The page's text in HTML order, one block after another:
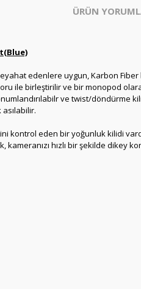
ÜRÜN
edenlere uygun, Karbon
ile birleştirilir ve bir monopod
ve twist/döndürme
kontrol eden bir yoğunluk kilidi
kameranızı hızlı bir şekilde